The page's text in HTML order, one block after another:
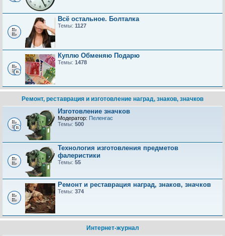
Всё остальное. Болталка
Темы: 1127
Куплю Обменяю Подарю
Темы: 1478
Ремонт, реставрация и изготовление наград, знаков, значков
Изготовление значков
Модератор: Пеленгас
Темы: 500
Технология изготовления предметов
фалеристики
Темы: 55
Ремонт и реставрация наград, знаков, значков
Темы: 374
Интернет-журнал